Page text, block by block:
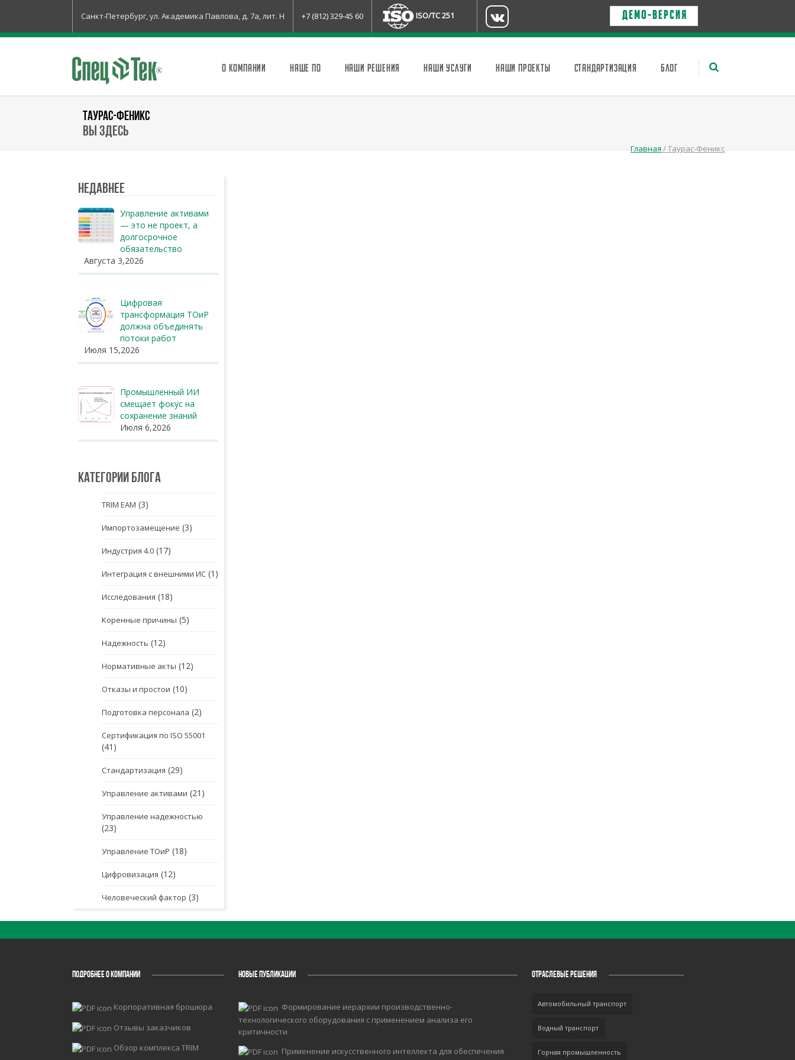
Санкт-Петербург, ул. Академика Павлова, д. 7а, лит. Н +7 (812) 329-45 60 ISO/TC 251 Д Е М О - в е р с и я
О КОМПАНИИ НАШЕ ПО НАШИ РЕШЕНИЯ НАШИ УСЛУГИ НАШИ ПРОЕКТЫ СТАНДАРТИЗАЦИЯ БЛОГ
ТАУРАС-ФЕНИКС
Вы здесь
Главная/Таурас-Феникс
Недавнее
Управление активами
— это не проект, а
долгосрочное
обязательство
Августа 3,2026
Цифровая
трансформация ТОиР
должна объединять
потоки работ
Июля 15,2026
Промышленный ИИ
смещает фокус на
сохранение знаний
Июля 6,2026
Категории блога
TRIM EAM (3)
Импортозамещение (3)
Индустрия 4.0 (17)
Интеграция с внешними ИС (1)
Исследования (18)
Коренные причины (5)
Надежность (12)
Нормативные акты (12)
Отказы и простои (10)
Подготовка персонала (2)
Сертификация по ISO 55001
(41)
Стандартизация (29)
Управление активами (21)
Управление надежностью
(23)
Управление ТОиР (18)
Цифровизация (12)
Человеческий фактор (3)
ПОДРОБНЕЕ О КОМПАНИИ
Корпоративная брошюра
Отзывы заказчиков
Обзор комплекса TRIM
НОВЫЕ ПУБЛИКАЦИИ
Формирование иерархии производственно-
технологического оборудования с применением анализа его
критичности
Применение искусственного интеллекта для обеспечения
ОТРАСЛЕВЫЕ РЕШЕНИЯ
Автомобильный транспорт
Водный транспорт
Горная промышленность